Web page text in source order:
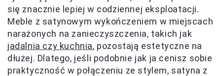
się znacznie lepiej w codziennej eksploatacji.
Meble z satynowym wykończeniem w miejscach
narażonych na zanieczyszczenia, takich jak
jadalnia czy kuchnia, pozostają estetyczne na
dłużej. Dlatego, jeśli podobnie jak ja cenisz sobie
praktyczność w połączeniu ze stylem, satyna z